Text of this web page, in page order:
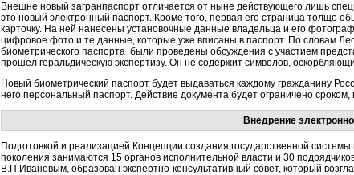
Внешне новый загранпаспорт отличается от ныне действующего лишь
это новый электронный паспорт. Кроме того, первая его страница толще
карточку. На ней нанесены установочные данные владельца и его
цифровое фото и те данные, которые уже вписаны в паспорт. По словам
биометрического паспорта были проведены обсуждения с участием
прошел геральдическую экспертизу. Он не содержит символов,
Новый биометрический паспорт будет выдаваться каждому гражданину
него персональный паспорт. Действие документа будет ограничено
Внедрение
Подготовкой и реализацией Концепции создания государственной
поколения занимаются 15 органов исполнительной власти и 30
В.П.Ивановым, образован экспертно-консультативный совет, который